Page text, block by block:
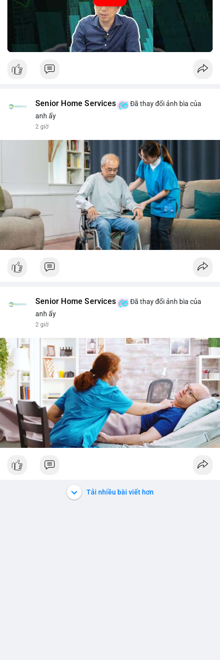
#whalemove #vilanh #btcmempool
Senior Home Services
Đã thay đổi ảnh bìa của
anh ấy
2 giờ
Senior Home Services
Đã thay đổi ảnh bìa của
anh ấy
2 giờ
Tải nhiều bài viết hơn